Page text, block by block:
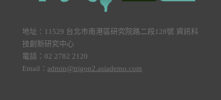
地址：11529 台北市南港區研究院路二段128號 資訊科
技創新研究中心
電話：02 2782 2120
Email： admin@trigon2.asiademo.com